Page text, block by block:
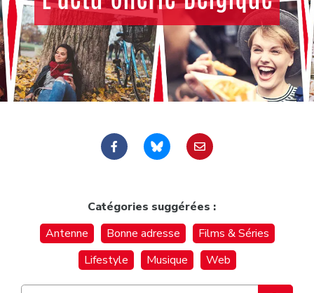
Catégories suggérées :
Antenne
Bonne adresse
Films & Séries
Lifestyle
Musique Web